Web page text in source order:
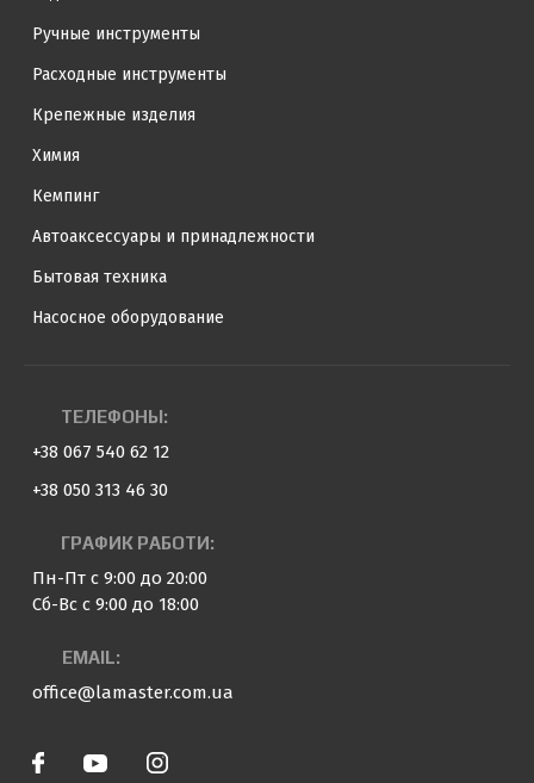
Ручные инструменты
Расходные инструменты
Крепежные изделия
Химия
Кемпинг
Автоаксессуары и принадлежности
Бытовая техника
Насосное оборудование
ТЕЛЕФОНЫ:
+38 067 540 62 12
+38 050 313 46 30
ГРАФИК РАБОТИ:
Пн-Пт с 9:00 до 20:00
Сб-Вс с 9:00 до 18:00
EMAIL:
office@lamaster.com.ua